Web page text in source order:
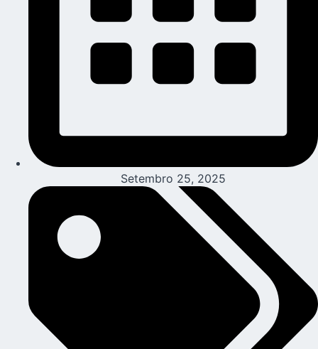
Setembro 25, 2025